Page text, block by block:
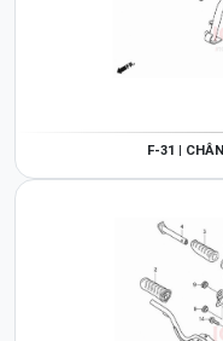
F-31 |